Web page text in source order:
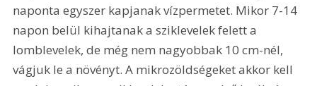
naponta egyszer kapjanak vízpermetet. Mikor 7-14
napon belül kihajtanak a sziklevelek felett a
lomblevelek, de még nem nagyobbak 10 cm-nél,
vágjuk le a növényt. A mikrozöldségeket akkor kell